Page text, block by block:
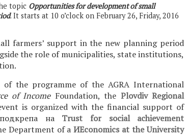
topic Opportunities for development of small
. It starts at 10 o’clock on February 26, Friday, 2016
farmers’ support in the new planning period
the role of municipalities, state institutions,
the programme of the AGRA International
of Income Foundation, the Plovdiv Regional
is organized with the financial support of
на Trust for social achievement
Department of аИEconomics at the University